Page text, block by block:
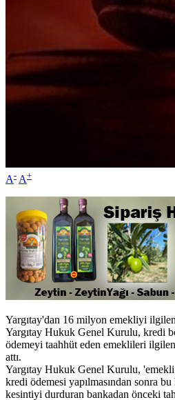
A- A+
Yargıtay'dan 16 milyon emekliyi
Yargıtay Hukuk Genel Kurulu, kredi
ödemeyi taahhüt eden emeklileri
attı.
Yargıtay Hukuk Genel Kurulu, 'emekli
kredi ödemesi yapılmasından sonra
kesintiyi durduran bankadan önceki